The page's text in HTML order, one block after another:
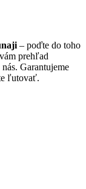
– poďte do toho
prehľad
Garantujeme
ľutovať.